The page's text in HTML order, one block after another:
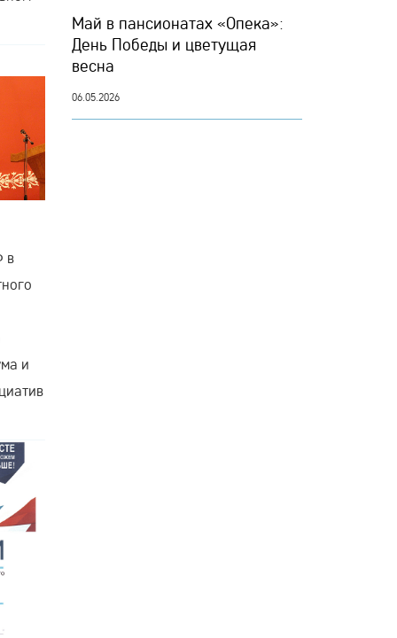
в
и
Май в пансионатах «Опека»:
День Победы и цветущая
весна
06.05.2026